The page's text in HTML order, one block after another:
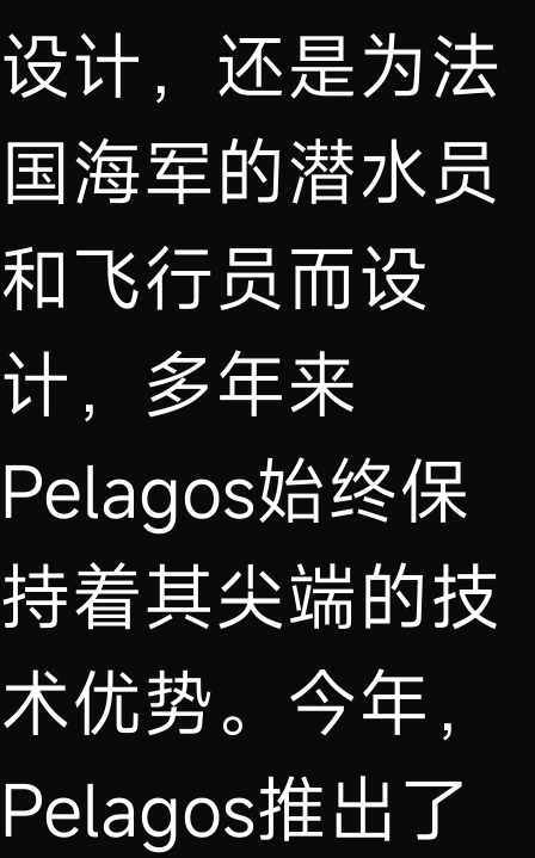
设计，还是为法
国海军的潜水员
和飞行员而设
计，多年来
Pelagos始终保
持着其尖端的技
术优势。今年，
Pelagos推出了